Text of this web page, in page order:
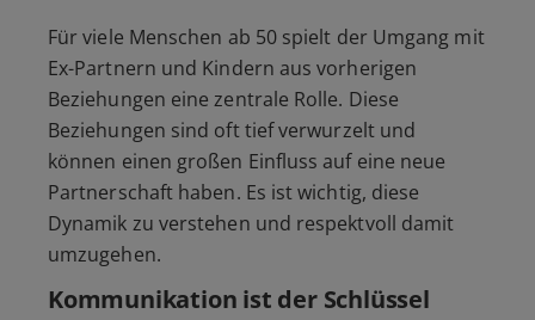
Für viele Menschen ab 50 spielt der Umgang mit
Ex-Partnern und Kindern aus vorherigen
Beziehungen eine zentrale Rolle. Diese
Beziehungen sind oft tief verwurzelt und
können einen großen Einfluss auf eine neue
Partnerschaft haben. Es ist wichtig, diese
Dynamik zu verstehen und respektvoll damit
umzugehen.
Kommunikation ist der Schlüssel